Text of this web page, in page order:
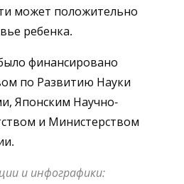
может положительно
ребенка.
финансировано
по Развитию Науки
Японским Научно-
и Министерством
и инфографики: